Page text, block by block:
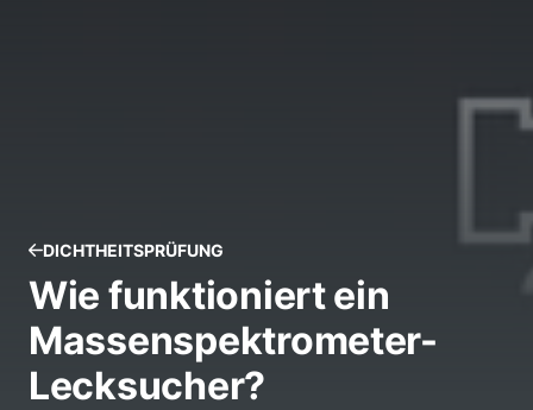
DICHTHEITSPRÜFUNG
Wie funktioniert ein
Massenspektrometer-
Lecksucher?